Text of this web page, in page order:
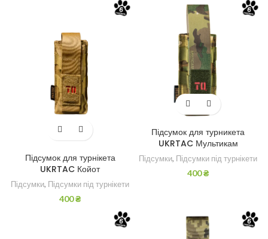
Підсумок для турнікета
UKRTAC Койот
Підсумки, Підсумки під турнікети
400₴
Підсумок для турникета
UKRTAC Мультикам
Підсумки, Підсумки під турнікети
400₴